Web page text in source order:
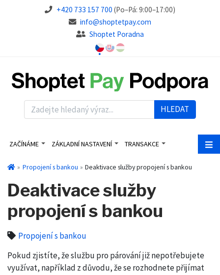
+420 733 157 700 (Po–Pá: 9:00–17:00)
info@shoptetpay.com
Shoptet Poradna
HLEDAT
ZAČÍNÁME ZÁKLADNÍ NASTAVENÍ TRANSAKCE
Propojení s bankou Deaktivace služby propojení s bankou
Deaktivace služby
propojení s bankou
Propojení s bankou
Pokud zjistíte, že službu pro párování již nepotřebujete
využívat, například z důvodu, že se rozhodnete přijímat